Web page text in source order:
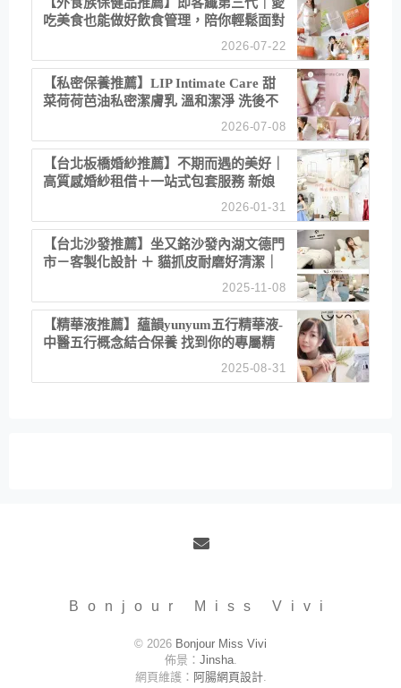
【外食族保健品推薦】即客纖第三代｜愛
吃美食也能做好飲食管理，陪你輕鬆面對
2026-07-22
【私密保養推薦】LIP Intimate Care 甜
菜荷荷芭油私密潔膚乳 溫和潔淨 洗後不
2026-07-08
【台北板橋婚紗推薦】不期而遇的美好｜
高質感婚紗租借＋一站式包套服務 新娘
2026-01-31
【台北沙發推薦】坐又銘沙發內湖文德門
市－客製化設計 ＋ 貓抓皮耐磨好清潔｜
直營直銷、價格透明 高CP值打造夢想
居家風格
2025-11-08
【精華液推薦】蘊韻yunyum五行精華液-
中醫五行概念結合保養 找到你的專屬精
華！ 水㊀土㊀就選「潤・賦精華」維持
肌膚剛剛好的平衡
2025-08-31
Bonjour Miss Vivi
© 2026 Bonjour Miss Vivi
佈景： Jinsha.
網頁維護： 阿腸網頁設計.